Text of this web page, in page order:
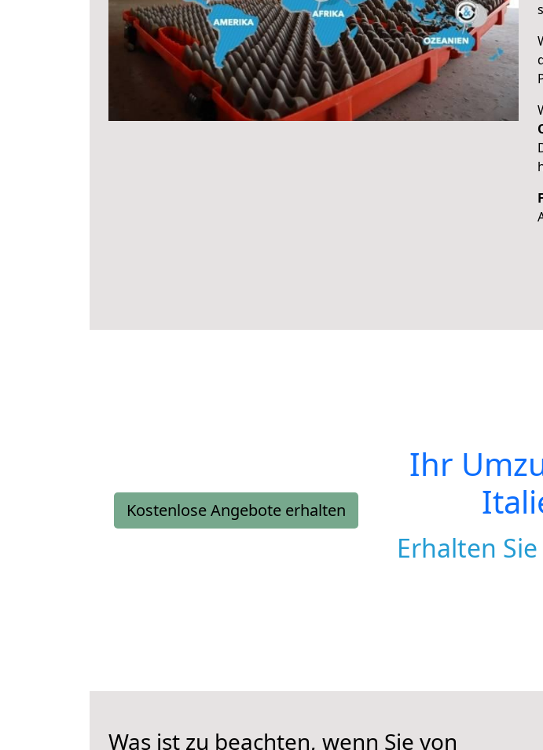
Kostenlose Angebote erhalten
Ihr
Erhalten
Was ist zu beachten, wenn Sie von